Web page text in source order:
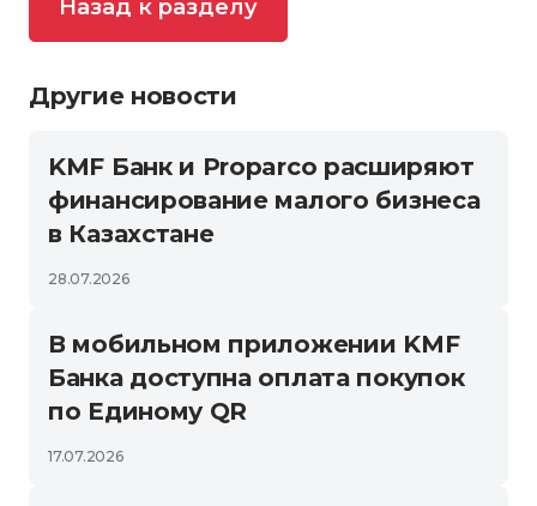
Назад к разделу
Другие новости
KMF Банк и Proparco расширяют
финансирование малого бизнеса
в Казахстане
28.07.2026
В мобильном приложении KMF
Банка доступна оплата покупок
по Единому QR
17.07.2026